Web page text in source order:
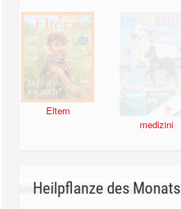
Eltern
medizini
Heilpflanze des Monats